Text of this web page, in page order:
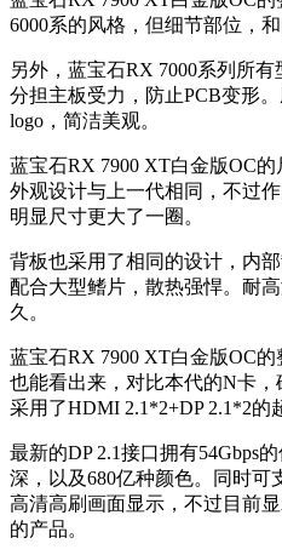
6000系的风格，但细节部位，
另外，蓝宝石RX 7000系列所
分担主板受力，防止PCB变形
logo，简洁美观。
蓝宝石RX 7900 XT白金版OC的
外观设计与上一代相同，不过
明显尺寸更大了一圈。
背板也采用了相同的设计，内
配合大型鳍片，散热强悍。耐
久。
蓝宝石RX 7900 XT白金版OC
也能看出来，对比本代的N卡
采用了HDMI 2.1*2+DP 2.1*2的
最新的DP 2.1接口拥有54Gbps
深，以及680亿种颜色。同时可
高清高刷画面显示，不过目前
的产品。